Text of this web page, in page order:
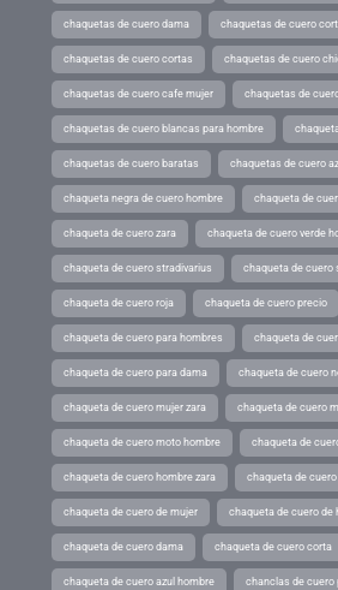
chaquetas de cuero dama chaquetas de cuero
chaquetas de cuero cortas chaquetas de cuero
chaquetas de cuero cafe mujer chaquetas de
chaquetas de cuero blancas para hombre
chaquetas de cuero baratas chaquetas de cuero
chaqueta negra de cuero hombre chaqueta de
chaqueta de cuero zara chaqueta de cuero verde
chaqueta de cuero stradivarius chaqueta de cuero
chaqueta de cuero roja chaqueta de cuero precio
chaqueta de cuero para hombres chaqueta de
chaqueta de cuero para dama chaqueta de cuero
chaqueta de cuero mujer zara chaqueta de cuero
chaqueta de cuero moto hombre chaqueta de
chaqueta de cuero hombre zara chaqueta de
chaqueta de cuero de mujer chaqueta de cuero de
chaqueta de cuero dama chaqueta de cuero corta
chaqueta de cuero azul hombre chanclas de cuero